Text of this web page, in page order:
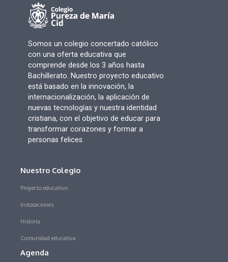
Somos un colegio concertado católico
con una oferta educativa que
comprende desde los 3 años hasta
Bachillerato. Nuestro proyecto educativo
está basado en la innovación, la
internacionalización, la aplicación de
nuevas tecnologías y nuestra identidad
cristiana, con el objetivo de educar para
transformar corazones y formar a
personas felices.
Nuestro Colegio
Proyecto educativo
Instalaciones
Historia
Comunidad educativa
Agenda